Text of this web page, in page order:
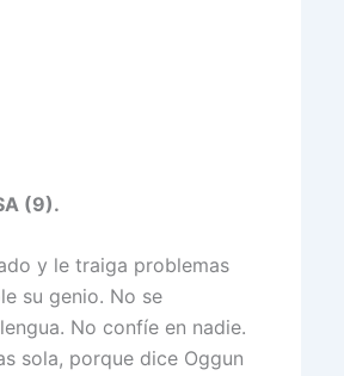
(9).
y le traiga problemas
su genio. No se
No confíe en nadie.
sola, porque dice Oggun